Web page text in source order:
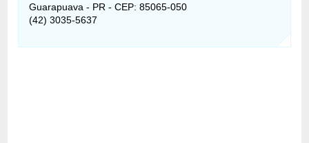
Guarapuava - PR - CEP: 85065-050
(42) 3035-5637